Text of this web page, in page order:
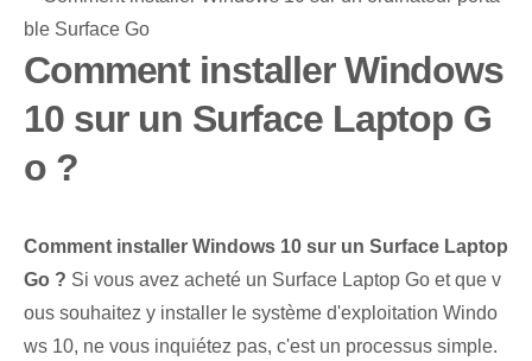
Comment installer Windows
10 sur un Surface Laptop G
o ?
Comment installer Windows 10 sur un Surface Laptop
Go ? Si vous avez acheté un Surface Laptop Go et que v
ous souhaitez y installer le système d'exploitation Windo
ws 10, ne vous inquiétez pas, c'est un processus simple.